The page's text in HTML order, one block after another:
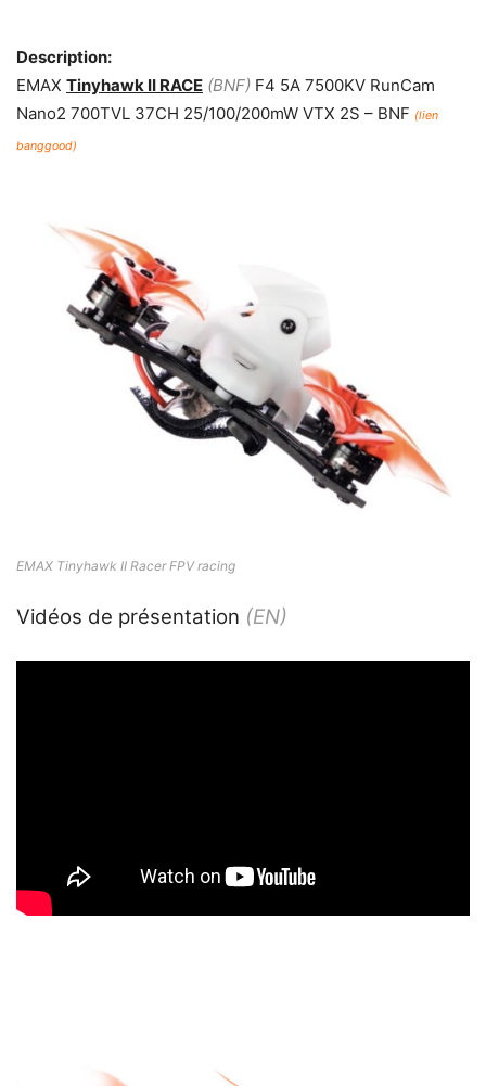
Description:
EMAX Tinyhawk II RACE (BNF) F4 5A 7500KV RunCam
Nano2 700TVL 37CH 25/100/200mW VTX 2S – BNF (lien
banggood)
EMAX Tinyhawk II Racer FPV racing
Vidéos de présentation (EN)